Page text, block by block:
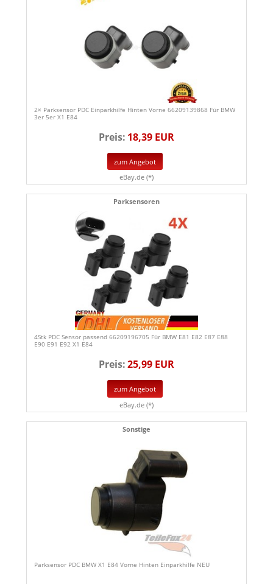
2× Parksensor PDC Einparkhilfe Hinten Vorne 66209139868 Für BMW
3er 5er X1 E84
Preis: 18,39 EUR
zum Angebot
eBay.de (*)
Parksensoren
4Stk PDC Sensor passend 66209196705 Für BMW E81 E82 E87 E88
E90 E91 E92 X1 E84
Preis:25,99 EUR
zum Angebot
eBay.de (*)
Sonstige
Parksensor PDC BMW X1 E84 Vorne Hinten Einparkhilfe NEU